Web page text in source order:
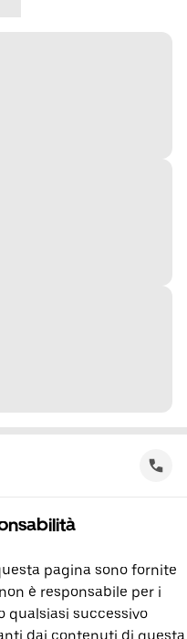
pagina sono fornite
è responsabile per i
qualsiasi successivo